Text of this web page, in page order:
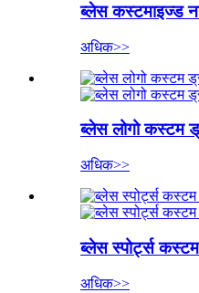
ब्लेस कस्टमाइज्ड
अधिक>>
ब्लेस लोगो कस्टम
अधिक>>
ब्लेस स्पोर्ट्स
अधिक>>